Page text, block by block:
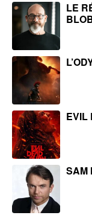
LE
EVIL
SAM